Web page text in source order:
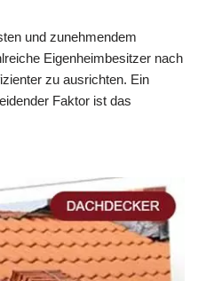
und zunehmendem
Eigenheimbesitzer nach
zu ausrichten. Ein
Faktor ist das